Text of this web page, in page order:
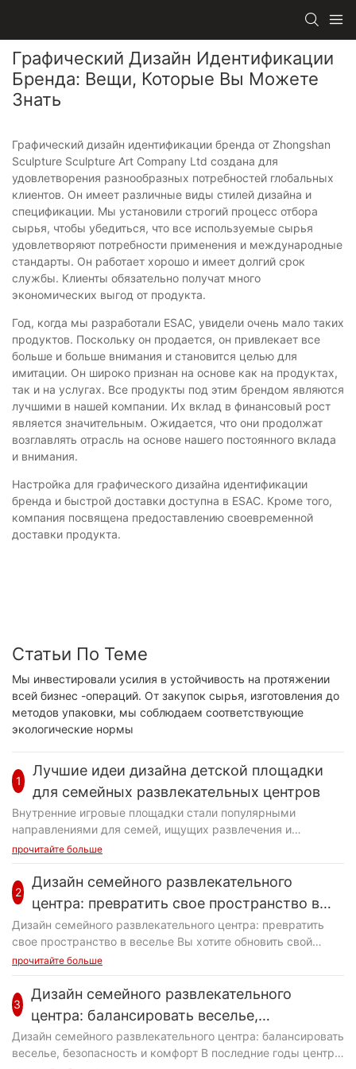
Графический Дизайн Идентификации
Бренда: Вещи, Которые Вы Можете
Знать
Графический дизайн идентификации бренда от Zhongshan
Sculpture Sculpture Art Company Ltd создана для
удовлетворения разнообразных потребностей глобальных
клиентов. Он имеет различные виды стилей дизайна и
спецификации. Мы установили строгий процесс отбора
сырья, чтобы убедиться, что все используемые сырья
удовлетворяют потребности применения и международные
стандарты. Он работает хорошо и имеет долгий срок
службы. Клиенты обязательно получат много
экономических выгод от продукта.
Год, когда мы разработали ESAC, увидели очень мало таких
продуктов. Поскольку он продается, он привлекает все
больше и больше внимания и становится целью для
имитации. Он широко признан на основе как на продуктах,
так и на услугах. Все продукты под этим брендом являются
лучшими в нашей компании. Их вклад в финансовый рост
является значительным. Ожидается, что они продолжат
возглавлять отрасль на основе нашего постоянного вклада
и внимания.
Настройка для графического дизайна идентификации
бренда и быстрой доставки доступна в ESAC. Кроме того,
компания посвящена предоставлению своевременной
доставки продукта.
Статьи По Теме
Мы инвестировали усилия в устойчивость на протяжении
всей бизнес -операций. От закупок сырья, изготовления до
методов упаковки, мы соблюдаем соответствующие
экологические нормы
1
Лучшие идеи дизайна детской площадки
для семейных развлекательных центров
Внутренние игровые площадки стали популярными
направлениями для семей, ищущих развлечения и
развлечения. Разработка успешной крытой игровой
тщательного планирования и творческих идей, которые
обслуживают детей всех возрастов. В этой статье мы
рассмотрим некоторые из лучших идей дизайна детской
площадки, которые помогут вам создать незабываемый и
приятный опыт для ваших клиентов. Тематические игровые
площадки Тематические игровые площадки - отличный
для детей. Будь то пиратский корабль, сафари в джунглях
или волшебный замок, тематические игровые площадки
могут переносить детей в другой мир, где они могут
позволить своим воображениям сойти с ума. Добавление
тематических украшений, реквизита и интерактивных
прочитайте больше
2
Дизайн семейного развлекательного
центра: превратить свое пространство в
веселье
Дизайн семейного развлекательного центра: превратить
свое пространство в веселье Вы хотите обновить свой
семейный развлекательный центр, чтобы создать
семьям всех возрастов? Проектирование
развлекательного центра, который привлекает широкий
спектр посетителей, может быть сложной задачей, но с
правильным планированием и исполнением вы можете
создать пространство, которое будет держать семьи,
прочитайте больше
3
Дизайн семейного развлекательного
центра: балансировать веселье,
безопасность и комфорт
Дизайн семейного развлекательного центра: балансировать
веселье, безопасность и комфорт В последние годы центры